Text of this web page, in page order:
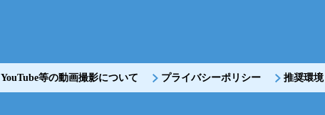
YouTube等の動画撮影について プライバシーポリシー 推奨環境